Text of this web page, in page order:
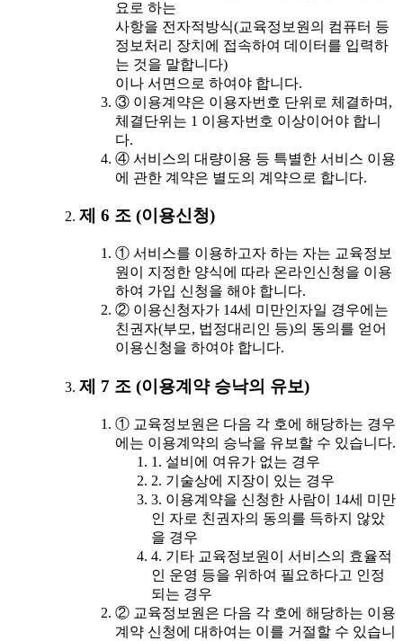
요로 하는
사항을 전자적방식(교육정보원의 컴퓨터 등
정보처리 장치에 접속하여 데이터를 입력하
는 것을 말합니다)
이나 서면으로 하여야 합니다.
③ 이용계약은 이용자번호 단위로 체결하며,
체결단위는 1 이용자번호 이상이어야 합니
다.
④ 서비스의 대량이용 등 특별한 서비스 이용
에 관한 계약은 별도의 계약으로 합니다.
제 6 조 (이용신청)
① 서비스를 이용하고자 하는 자는 교육정보
원이 지정한 양식에 따라 온라인신청을 이용
하여 가입 신청을 해야 합니다.
② 이용신청자가 14세 미만인자일 경우에는
친권자(부모, 법정대리인 등)의 동의를 얻어
이용신청을 하여야 합니다.
제 7 조 (이용계약 승낙의 유보)
① 교육정보원은 다음 각 호에 해당하는 경우
에는 이용계약의 승낙을 유보할 수 있습니다.
1. 설비에 여유가 없는 경우
2. 기술상에 지장이 있는 경우
3. 이용계약을 신청한 사람이 14세 미만
인 자로 친권자의 동의를 득하지 않았
을 경우
4. 기타 교육정보원이 서비스의 효율적
인 운영 등을 위하여 필요하다고 인정
되는 경우
② 교육정보원은 다음 각 호에 해당하는 이용
계약 신청에 대하여는 이를 거절할 수 있습니